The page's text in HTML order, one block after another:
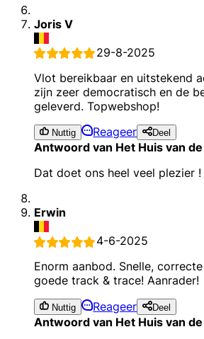
Joris V
29-8-2025
Vlot bereikbaar en uitstekend
zijn zeer democratisch en de
geleverd. Topwebshop!
Nuttig Reageer Deel
Antwoord van Het Huis van
Dat doet ons heel veel plezier !
Erwin
4-6-2025
Enorm aanbod. Snelle,
goede track & trace! Aanrader!
Nuttig Reageer Deel
Antwoord van Het Huis van